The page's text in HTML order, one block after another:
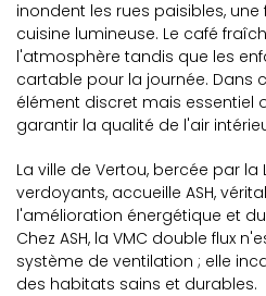
inondent les rues paisibles,
cuisine lumineuse. Le café
l'atmosphère tandis que les
cartable pour la journée. Dans
élément discret mais essentiel
garantir la qualité de l'air
La ville de Vertou, bercée par
verdoyants, accueille ASH,
l'amélioration énergétique et
Chez ASH, la VMC double flux
système de ventilation ; elle
des habitats sains et durables.